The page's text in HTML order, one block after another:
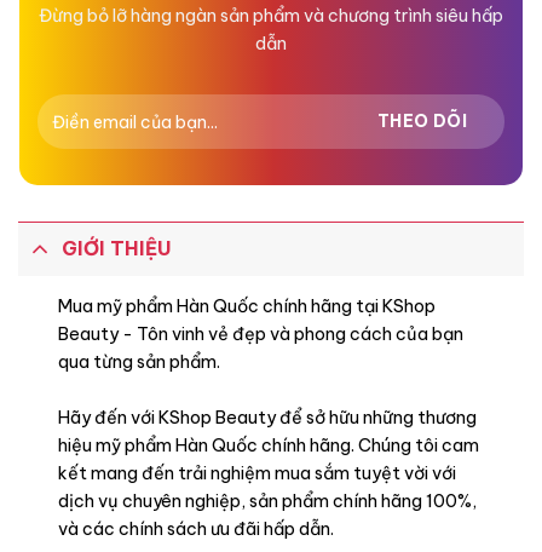
Đừng bỏ lỡ hàng ngàn sản phẩm và chương trình siêu hấp
dẫn
GIỚI THIỆU
Mua mỹ phẩm Hàn Quốc chính hãng tại KShop
Beauty - Tôn vinh vẻ đẹp và phong cách của bạn
qua từng sản phẩm.
Hãy đến với KShop Beauty để sở hữu những thương
hiệu mỹ phẩm Hàn Quốc chính hãng. Chúng tôi cam
kết mang đến trải nghiệm mua sắm tuyệt vời với
dịch vụ chuyên nghiệp, sản phẩm chính hãng 100%,
và các chính sách ưu đãi hấp dẫn.